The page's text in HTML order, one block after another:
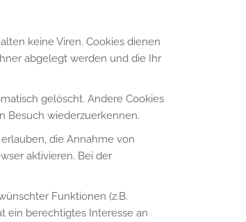
keine Viren. Cookies dienen
abgelegt werden und die Ihr
gelöscht. Andere Cookies
Besuch wiederzuerkennen.
die Annahme von
aktivieren. Bei der
Funktionen (z.B.
ein berechtigtes Interesse an